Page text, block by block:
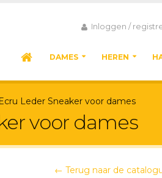
Inloggen /
DAMES HEREN
Leder Sneaker voor dames
voor dames
← Terug naar de